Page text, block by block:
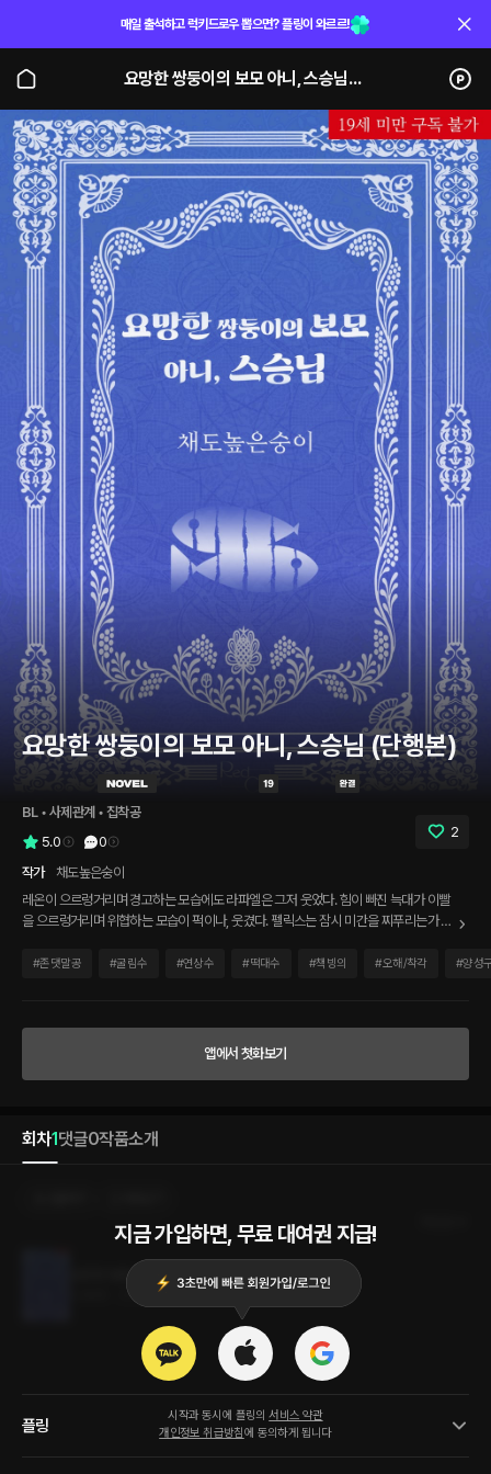
매일 출석하고 럭키드로우 뽑으면? 플링이 와르르!
요망한 쌍둥이의 보모 아니, 스승님 (단행본)
요망한 쌍둥이의 보모 아니, 스승님 (단행본)
BL • 사제관계 • 집착공
5.0
0
2
작가
채도높은숭이
레온이 으르렁거리며 경고하는 모습에도 라파엘은 그저 웃었다. 힘이 빠진 늑대가 이빨
을 으르렁거리며 위협하는 모습이 퍽이나, 웃겼다. 펠릭스는 잠시 미간을 찌푸리는가 싶
를 내며 구석에 처박혔다. 레온은 그 모습에 기겁했다. “뭐, 뭐 하는 거야! 그만두지 못
엘……. 내가 지금 헛것을 보는 거냐?” “뭔데. 음?” 펠릭스의 믿을 수 없다는 목소리에 라
파엘은 다양한 표정 변화를 보여주는 레온에게서 겨우 눈을 떼고 펠릭스를 바라볼 수밖
#존댓말공 #굴림수 #연상수 #떡대수 #책빙의 #오해/착각 #양성
앱에서 첫화보기
회차1댓글0작품소개
지금 가입하면, 무료 대여권 지급!
시작과 동시에 플링의 서비스 약관
개인정보 취급방침에 동의하게 됩니다
요망한 쌍둥이의 보모 아니, 스승님
2023.12.29
플링